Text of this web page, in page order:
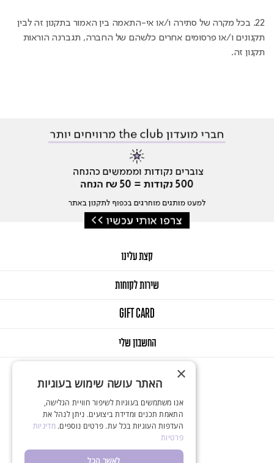
22. בכל מקרה של סתירה ו/או אי-התאמה בין האמור בתקנון זה לבין
תקנונים ו/או פרסומים אחרים כלשהם של החברה, תגברנה הוראות
תקנון זה.
קצת עלינו
שירות לקוחות
GIFT CARD
החשבון שלי
© 2025 Onlys. All Rights Reserved
× האתר עושה שימוש בעוגיות
אנו משתמשים בעוגיות לשיפור חוויית הגלישה,
התאמת תכנים ומדידת ביצועים. ניתן לנהל את
העדפות העוגיות בכל עת. פרטים נוספים.מדיניות
פרטיות
לאשר הכל